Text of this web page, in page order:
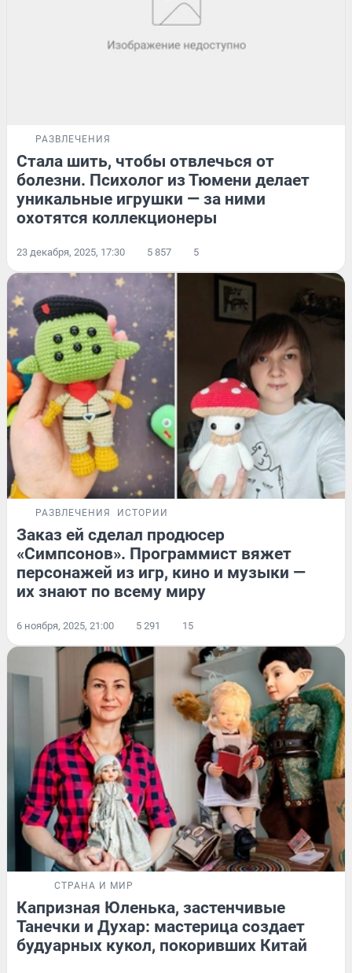
РАЗВЛЕЧЕНИЯ
Стала шить, чтобы отвлечься от
болезни. Психолог из Тюмени делает
уникальные игрушки — за ними
охотятся коллекционеры
23 декабря, 2025, 17:30 5 857 5
РАЗВЛЕЧЕНИЯ ИСТОРИИ
Заказ ей сделал продюсер
«Симпсонов». Программист вяжет
персонажей из игр, кино и музыки —
их знают по всему миру
6 ноября, 2025, 21:00 5 291 15
СТРАНА И МИР
Капризная Юленька, застенчивые
Танечки и Духар: мастерица создает
будуарных кукол, покоривших Китай